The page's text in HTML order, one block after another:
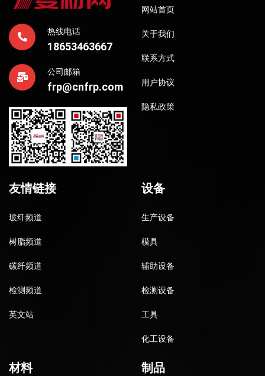
热线电话
18653463667
公司邮箱
frp@cnfrp.com
网站首页
关于我们
联系方式
用户协议
隐私政策
友情链接
玻纤频道
树脂频道
碳纤频道
检测频道
英文站
设备
生产设备
模具
辅助设备
检测设备
工具
化工设备
材料 制品